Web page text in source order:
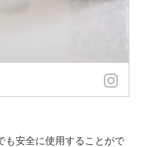
も安全に使用することがで